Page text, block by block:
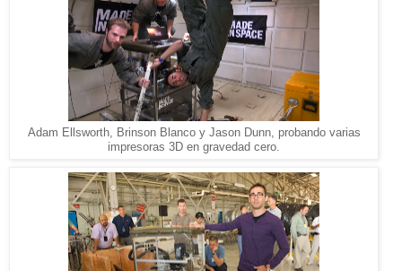
Adam Ellsworth, Brinson Blanco y Jason Dunn, probando varias
impresoras 3D en gravedad cero